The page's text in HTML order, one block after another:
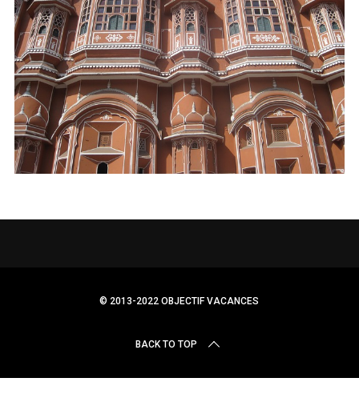
© 2013-2022 OBJECTIF VACANCES
BACK TO TOP
S
e
a
r
c
h
f
o
r
: